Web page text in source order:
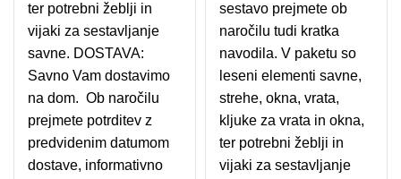
ter potrebni žeblji in
vijaki za sestavljanje
savne. DOSTAVA:
Savno Vam dostavimo
na dom. Ob naročilu
prejmete potrditev z
predvidenim datumom
dostave, informativno
sestavo prejmete ob
naročilu tudi kratka
navodila. V paketu so
leseni elementi savne,
strehe, okna, vrata,
kljuke za vrata in okna,
ter potrebni žeblji in
vijaki za sestavljanje